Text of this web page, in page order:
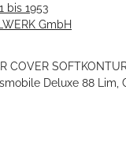
bis 1953
GmbH
COVER
Deluxe 88 Lim,